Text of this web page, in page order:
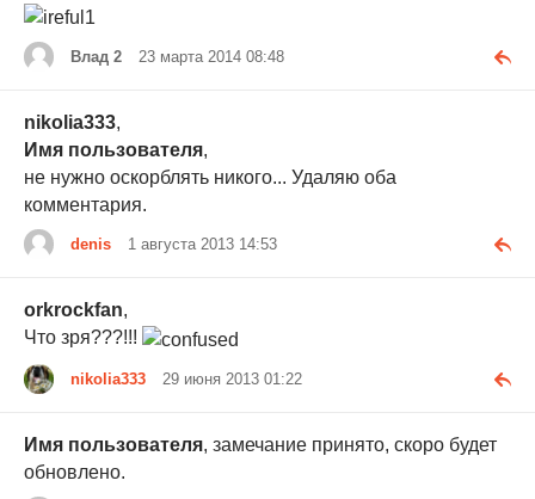
Влад 2 23 марта 2014 08:48
nikolia333,
Имя пользователя,
не нужно оскорблять никого... Удаляю оба
комментария.
denis 1 августа 2013 14:53
orkrockfan,
Что зря???!!!
nikolia333 29 июня 2013 01:22
Имя пользователя, замечание принято, скоро будет
обновлено.